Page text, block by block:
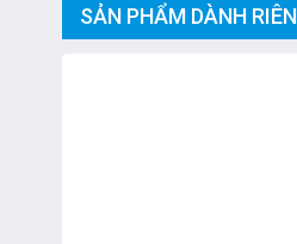
SẢN PHẨM DÀNH